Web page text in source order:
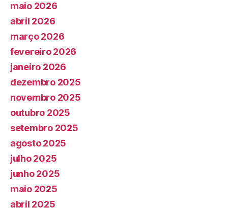
maio 2026
abril 2026
março 2026
fevereiro 2026
janeiro 2026
dezembro 2025
novembro 2025
outubro 2025
setembro 2025
agosto 2025
julho 2025
junho 2025
maio 2025
abril 2025